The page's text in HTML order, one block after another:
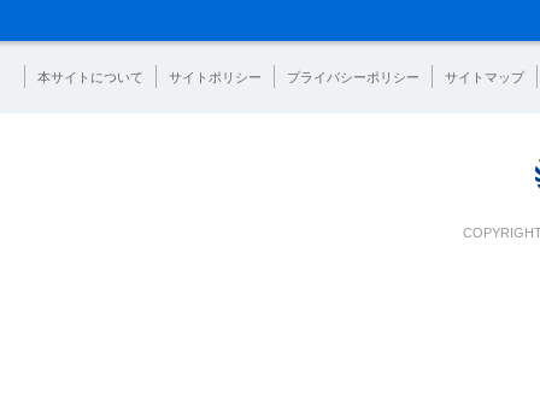
本サイトについて サイトポリシー プライバシーポリシー サイトマップ